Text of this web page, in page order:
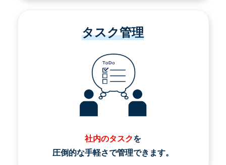
タスク管理
社内のタスクを
圧倒的な手軽さで管理できます。